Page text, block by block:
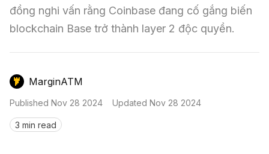
Kinh Nghiệm Đầu Tư
Sàn Giao Dịch
Mô Hình Biểu Đồ Giá
GameFi
Sign in
đồng nghi vấn rằng Coinbase đang cố gắng biến
blockchain Base trở thành layer 2 độc quyền.
MarginATM
Published Nov 28 2024 Updated Nov 28 2024
3 min read